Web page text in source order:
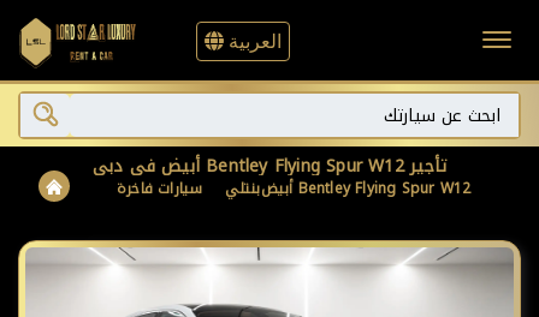
العربية
تأجير Bentley Flying Spur W12 أبيض في دبي
سيارات فاخرة بنتلي Bentley Flying Spur W12 أبيض